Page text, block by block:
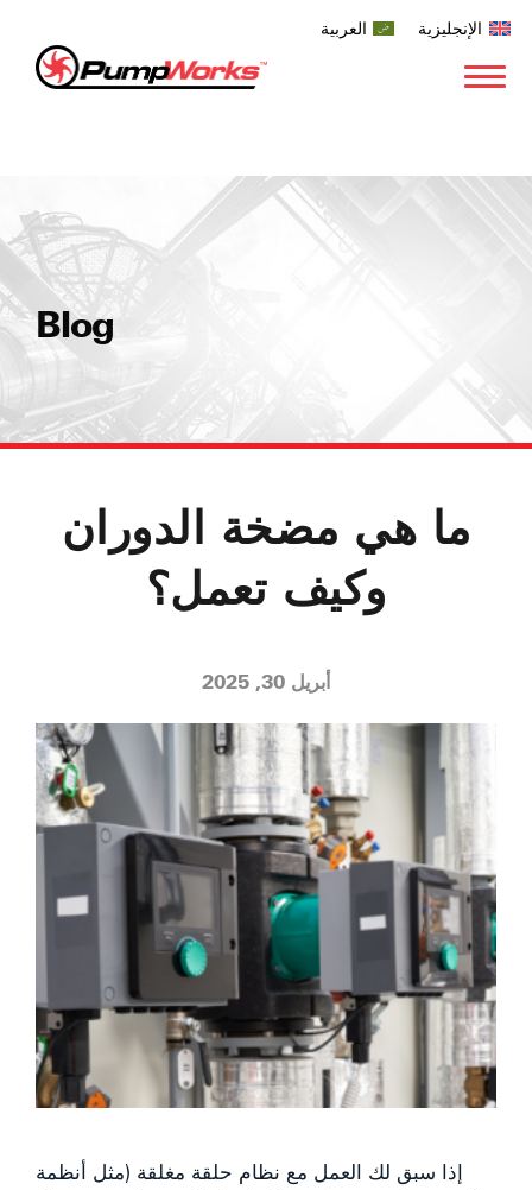
الإنجليزية العربية
Blog
ما هي مضخة الدوران
وكيف تعمل؟
أبريل 30, 2025
إذا سبق لك العمل مع نظام حلقة مغلقة (مثل أنظمة